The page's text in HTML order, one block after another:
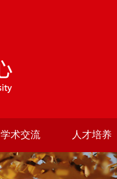
学术交流 人才培养